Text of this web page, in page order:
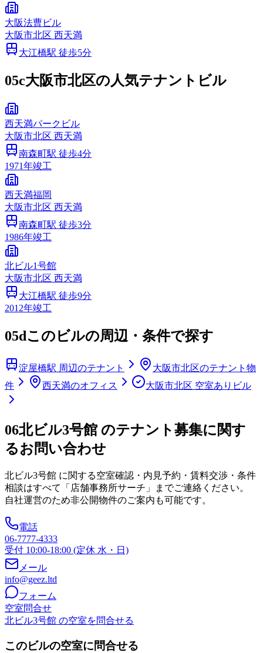
大阪法曹ビル
大阪市北区 西天満
大江橋駅 徒歩5分
05c大阪市北区の人気テナントビル
西天満パークビル
大阪市北区 西天満
南森町駅 徒歩4分
1971年竣工
西天満福岡
大阪市北区 西天満
南森町駅 徒歩3分
1986年竣工
北ビル1号館
大阪市北区 西天満
大江橋駅 徒歩9分
2012年竣工
05d このビルの周辺・条件で探す
淀屋橋駅 周辺のテナント
大阪市北区のテナント物
件
西天満のオフィス 大阪市北区 空室ありビル
06北ビル3号館 のテナント募集に関す
るお問い合わせ
北ビル3号館 に関する空室確認・内見予約・賃料交渉・条件
相談はすべて「店舗事務所サーチ」までご連絡ください。
自社運営のため非公開物件のご案内も可能です。
電話
06-7777-4333
受付 10:00-18:00 (定休 水・日)
メール
info@geez.ltd
フォーム
空室問合せ
北ビル3号館 の空室を問合せる
このビルの空室に問合せる